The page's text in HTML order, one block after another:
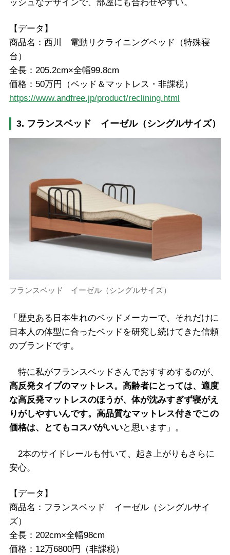
ッシュなデザインで、部屋にも合わせやすい。
【データ】
商品名：西川 電動リクライニングベッド（特殊寝
台）
全長：205.2cm×全幅99.8cm
価格：50万円（ベッド＆マットレス・非課税）
https://www.andfree.jp/product/reclining.html
3. フランスベッド イーゼル（シングルサイズ）
フランスベッド イーゼル（シングルサイズ）
「歴史ある日本生れのベッドメーカーで、それだけに
日本人の体型に合ったベッドを研究し続けてきた信頼
のブランドです。
特に私がフランスベッドさんでおすすめするのが、
高反発タイプのマットレス。高齢者にとっては、適度
な高反発マットレスのほうが、体が沈みすぎず寝がえ
りがしやすいんです。高品質なマットレス付きでこの
価格は、とてもコスパがいいと思います」。
2本のサイドレールも付いて、起き上がりもさらに
安心。
【データ】
商品名：フランスベッド イーゼル（シングルサイ
ズ）
全長：202cm×全幅98cm
価格：12万6800円（非課税）